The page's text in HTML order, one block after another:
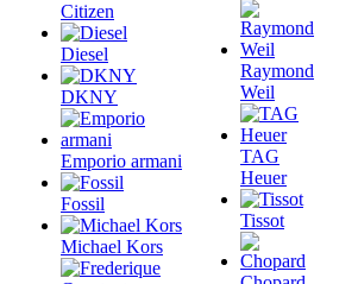
Citizen
Diesel
DKNY
Emporio armani
Fossil
Michael Kors
Raymond
Weil
TAG
Heuer
Tissot